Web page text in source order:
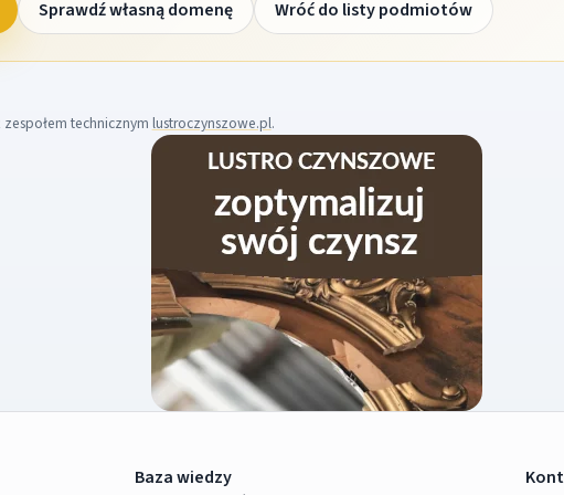
Sprawdź własną domenę Wróć do listy podmiotów
technicznym lustroczynszowe.pl.
Baza wiedzy